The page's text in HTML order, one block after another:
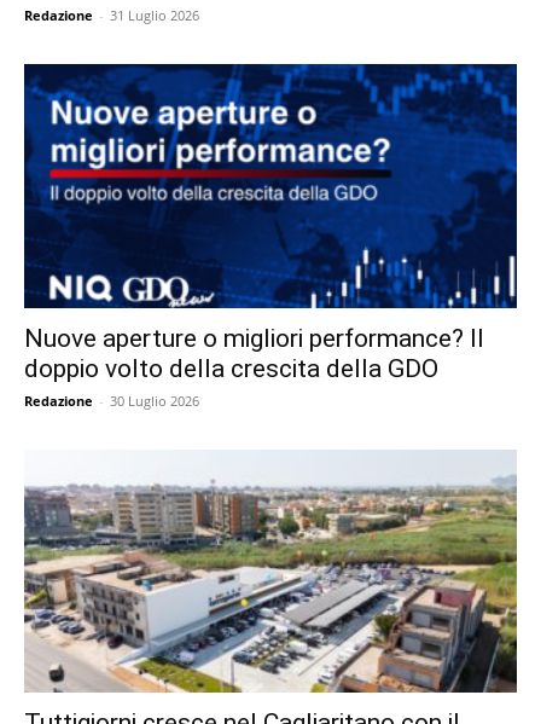
Redazione - 31 Luglio 2026
Nuove aperture o migliori performance? Il
doppio volto della crescita della GDO
Redazione - 30 Luglio 2026